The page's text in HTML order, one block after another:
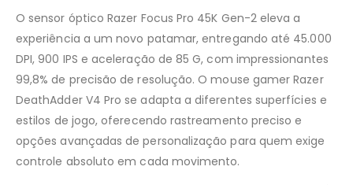
O sensor óptico Razer Focus Pro 45K Gen-2 eleva a
experiência a um novo patamar, entregando até 45.000
DPI, 900 IPS e aceleração de 85 G, com impressionantes
99,8% de precisão de resolução. O mouse gamer Razer
DeathAdder V4 Pro se adapta a diferentes superfícies e
estilos de jogo, oferecendo rastreamento preciso e
opções avançadas de personalização para quem exige
controle absoluto em cada movimento.